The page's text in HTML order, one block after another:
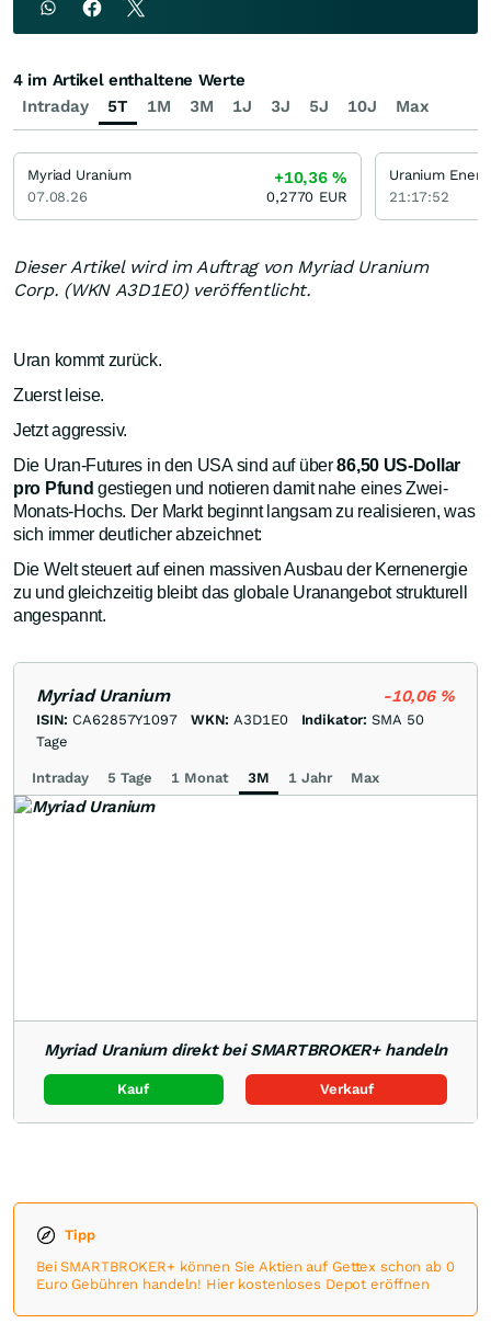
Dieser Artikel wird im Auftrag von Myriad Uranium
Corp. (WKN A3D1E0) veröffentlicht.
Uran kommt zurück.
Zuerst leise.
Jetzt aggressiv.
Die Uran-Futures in den USA sind auf über86,50 US-Dollar
pro Pfund gestiegen und notieren damit nahe eines Zwei-
Monats-Hochs. Der Markt beginnt langsam zu realisieren, was
sich immer deutlicher abzeichnet:
Die Welt steuert auf einen massiven Ausbau der Kernenergie
zu und gleichzeitig bleibt das globale Uranangebot strukturell
angespannt.
Myriad Uranium -10,06 %
ISIN: CA62857Y1097 WKN: A3D1E0 Indikator: SMA 50
Tage
Intraday 5 Tage 1 Monat 3M 1 Jahr Max
Myriad Uranium direkt bei SMARTBROKER+ handeln
Kauf Verkauf
Tipp
Bei SMARTBROKER+ können Sie Aktien auf Gettex schon ab 0
Euro Gebühren handeln! Hier kostenloses Depot eröffnen
Intraday 5T 1M 3M 1J 3J 5J 10J Max
4 im Artikel enthaltene Werte
Myriad Uranium
07.08.26
+10,36%
0,2770 EUR
Uranium
21:17:52